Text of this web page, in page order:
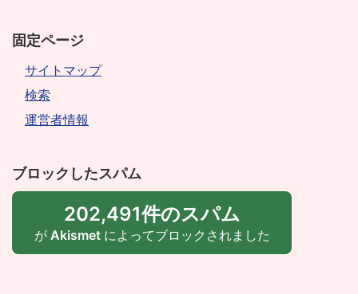
固定ページ
サイトマップ
検索
運営者情報
ブロックしたスパム
202,491件のスパム
が Akismetによってブロックされました